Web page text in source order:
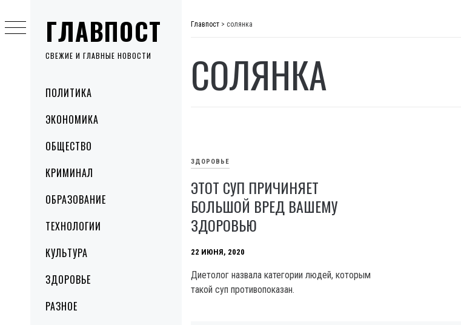
ГЛАВПОСТ
СВЕЖИЕ И ГЛАВНЫЕ НОВОСТИ
MenuПОЛИТИКА
ЭКОНОМИКА
ОБЩЕСТВО
КРИМИНАЛ
ОБРАЗОВАНИЕ
ТЕХНОЛОГИИ
КУЛЬТУРА
ЗДОРОВЬЕ
РАЗНОЕ
to
content
Главпост > солянка
СОЛЯНКА
ЗДОРОВЬЕ
ЭТОТ СУП ПРИЧИНЯЕТ
БОЛЬШОЙ ВРЕД ВАШЕМУ
ЗДОРОВЬЮ
22 ИЮНЯ, 2020
Диетолог назвала категории людей, которым
такой суп противопоказан.